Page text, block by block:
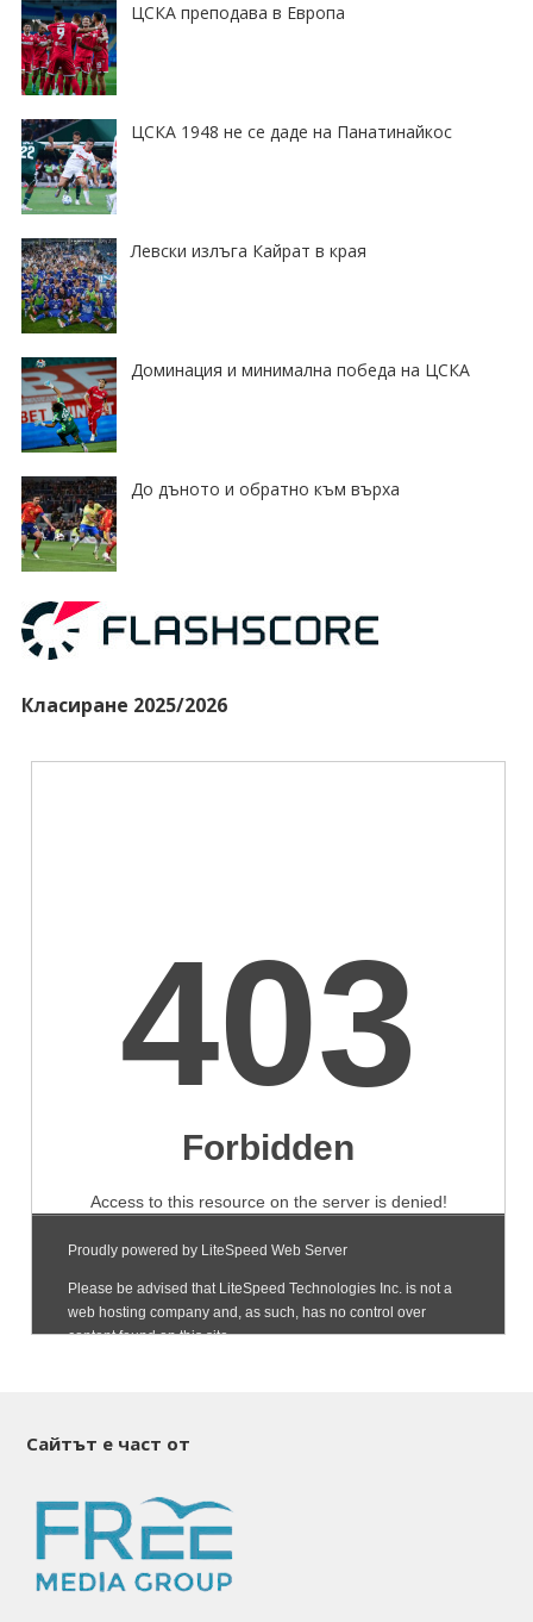
ЦСКА преподава в Европа
ЦСКА 1948 не се даде на Панатинайкос
Левски излъга Кайрат в края
Доминация и минимална победа на ЦСКА
До дъното и обратно към върха
Класиране 2025/2026
Сайтът е част от